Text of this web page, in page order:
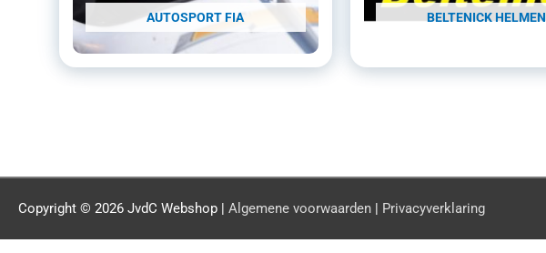
AUTOSPORT FIA BELTENICK HELMEN
Copyright © 2026 JvdC Webshop | Algemene voorwaarden | Privacyverklaring